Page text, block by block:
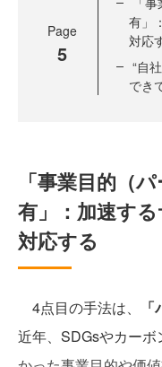
Page
5
有」
対応
“自
でき
「事業目的（
有」：加速す
対応する
4点目の手法は、
近年、SDGsやカー